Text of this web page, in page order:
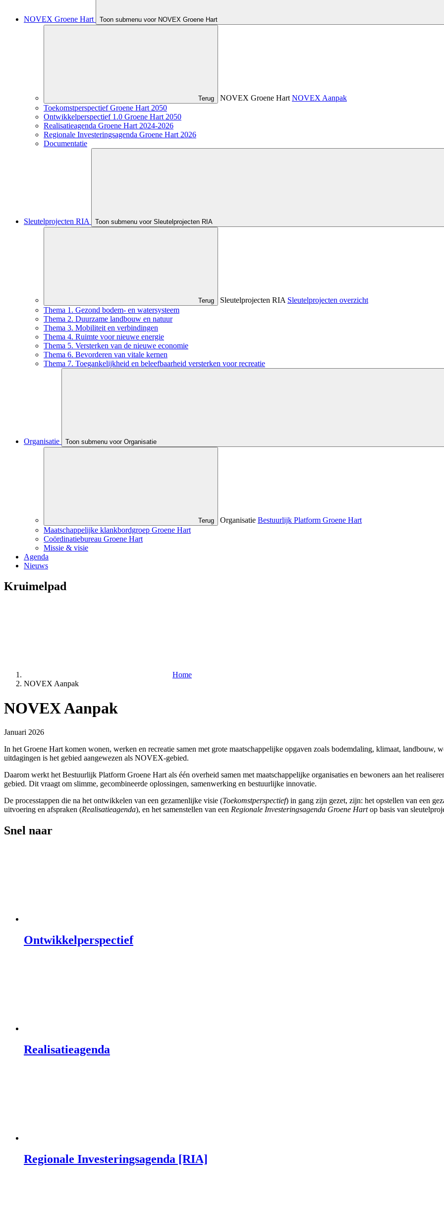
NOVEX Groene Hart Toon submenu voor NOVEX Groene Hart
Terug NOVEX Groene Hart NOVEX Aanpak
Toekomstperspectief Groene Hart 2050
Ontwikkelperspectief 1.0 Groene Hart 2050
Realisatieagenda Groene Hart 2024-2026
Regionale Investeringsagenda Groene Hart 2026
Documentatie
Sleutelprojecten RIA Toon submenu voor Sleutelprojecten RIA
Terug Sleutelprojecten RIA Sleutelprojecten overzicht
Thema 1. Gezond bodem- en watersysteem
Thema 2. Duurzame landbouw en natuur
Thema 3. Mobiliteit en verbindingen
Thema 4. Ruimte voor nieuwe energie
Thema 5. Versterken van de nieuwe economie
Thema 6. Bevorderen van vitale kernen
Thema 7. Toegankelijkheid en beleefbaarheid versterken voor recreatie
Organisatie Toon submenu voor Organisatie
Terug Organisatie Bestuurlijk Platform Groene Hart
Maatschappelijke klankbordgroep Groene Hart
Coördinatiebureau Groene Hart
Missie & visie
Agenda
Nieuws
Kruimelpad
Home
NOVEX Aanpak
NOVEX Aanpak
Januari 2026
In het Groene Hart komen wonen, werken en recreatie samen met grote maatschappelijke opgaven zoals bodemdaling, klimaat, landbouw,
uitdagingen is het gebied aangewezen als NOVEX-gebied.
Daarom werkt het Bestuurlijk Platform Groene Hart als één overheid samen met maatschappelijke organisaties en bewoners aan het
gebied. Dit vraagt om slimme, gecombineerde oplossingen, samenwerking en bestuurlijke innovatie.
De processtappen die na het ontwikkelen van een gezamenlijke visie (Toekomstperspectief) in gang zijn gezet, zijn: het opstellen van een
uitvoering en afspraken (Realisatieagenda), en het samenstellen van een Regionale Investeringsagenda Groene Hartop basis van
Snel naar
Ontwikkelperspectief
Realisatieagenda
Regionale Investeringsagenda [RIA]